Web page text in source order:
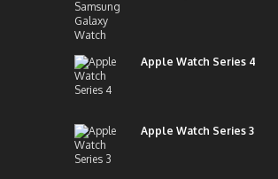
Apple Watch Series 4
Apple Watch Series 3